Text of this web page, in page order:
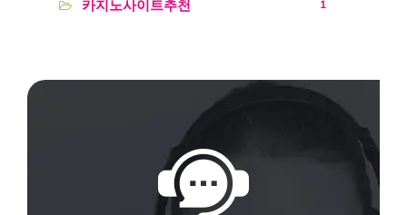
카지노사이트추천 1